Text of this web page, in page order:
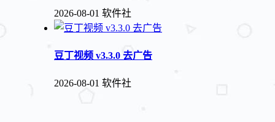
2026-08-01 软件社
豆丁视频 v3.3.0 去广告
2026-08-01 软件社